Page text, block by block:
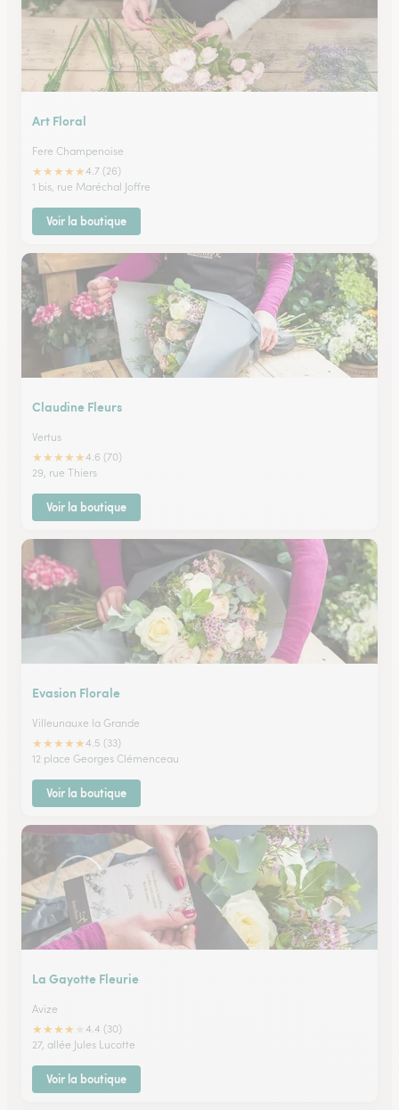
Art Floral
Fere Champenoise
★★★★★4.7 (26)
1 bis, rue Maréchal Joffre
Voir la boutique
Claudine Fleurs
Vertus
★★★★★4.6 (70)
29, rue Thiers
Voir la boutique
Evasion Florale
Villeunauxe la Grande
★★★★★4.5 (33)
12 place Georges Clémenceau
Voir la boutique
La Gayotte Fleurie
Avize
★★★★
4.4 (30)
27, allée Jules Lucotte
Voir la boutique